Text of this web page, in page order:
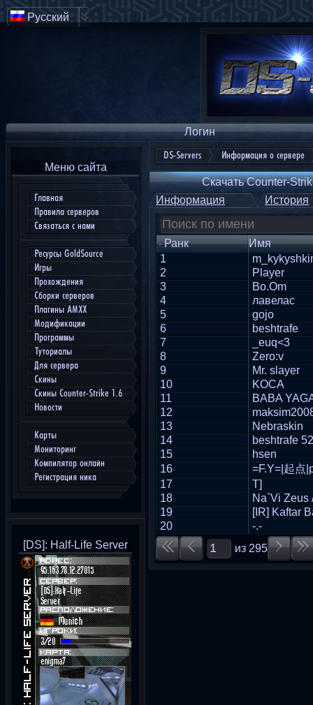
Логин
Меню сайта
Главная
Правила серверов
Связаться с нами
Ресурсы GoldSource
Игры
Прохождения
Сборки серверов
Плагины AMXX
Модификации
Программы
Туториалы
Для сервера
Скины
Скины Counter-Strike 1.6
Новости
Карты
Мониторинг
Компилятор онлайн
Регистрация ника
[DS]: Half-Life Server
DS-Servers Информация о сервере
Скачать Counter-
Информация
История
Ранк
Имя
1
2
Player
3
Bo.Om
4
лавелас
5
gojo
6
beshtrafe
7
_euq<3
8
Zero:v
9
Mr. slayer
10
KOCA
11
BABA
12
13
Nebraskin
14
beshtrafe 52
15
hsen
16
=F.Y=|起点
17
T]
18
Na`Vi Zeus
19
[IR] Kaftar
20
-.-
из 295
Русский